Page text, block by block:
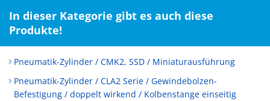
In dieser Kategorie gibt es auch diese
Produkte!
Pneumatik-Zylinder / CMK2, SSD / Miniaturausführung
Pneumatik-Zylinder / CLA2 Serie / Gewindebolzen-
Befestigung / doppelt wirkend / Kolbenstange einseitig